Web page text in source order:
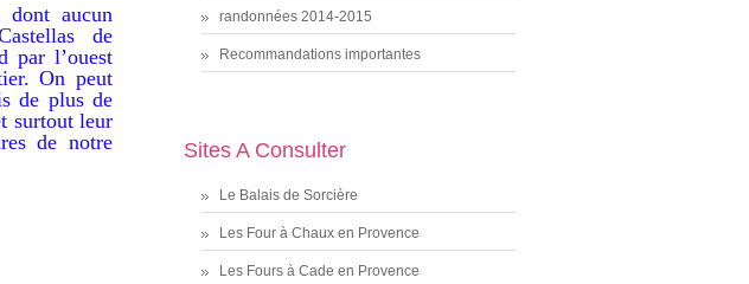
dont aucun
de
par l’ouest
On peut
de plus de
surtout leur
de notre
randonnées 2014-2015
Recommandations importantes
Sites A Consulter
Le Balais de Sorcière
Les Four à Chaux en Provence
Les Fours à Cade en Provence